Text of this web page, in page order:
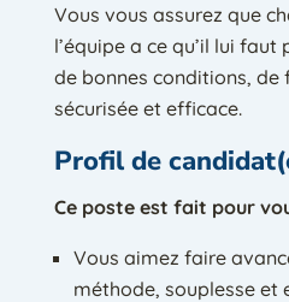
Vous vous assurez que
l’équipe a ce qu’il lui
de bonnes conditions, de
sécurisée et efficace.
Profil de
Ce poste est fait pour
Vous aimez faire
méthode, souplesse et